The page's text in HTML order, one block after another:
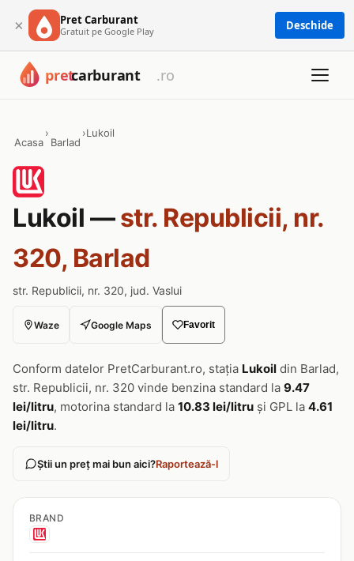
× Pret Carburant
Gratuit pe Google Play Deschide
Acasa
›
Barlad
›Lukoil
Lukoil —str. Republicii, nr.
320, Barlad
str. Republicii, nr. 320, jud. Vaslui
Waze Google Maps Favorit
Conform datelor PretCarburant.ro, stația Lukoil din Barlad,
str. Republicii, nr. 320 vinde benzina standard la 9.47
lei/litru, motorina standard la 10.83 lei/litru și GPL la 4.61
lei/litru.
Știi un preț mai bun aici?Raportează-l
BRAND